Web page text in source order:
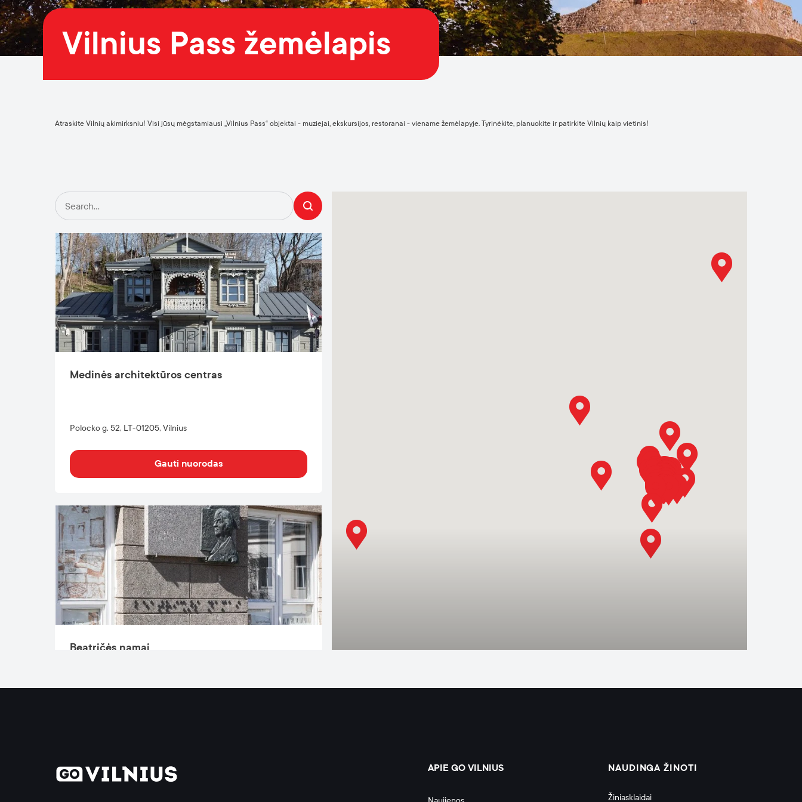
Vilnius Pass žemėlapis
Atraskite Vilnių akimirksniu! Visi jūsų mėgstamiausi „Vilnius Pass“ objektai - muziejai, ekskursijos, restoranai - viename žemėlapyje. Tyrinėkite, planuokite ir patirkite Vilnių kaip vietinis!
Medinės architektūros centras
Polocko g. 52, LT-01205, Vilnius
Gauti nuorodas
Beatričės namai
APIE GO VILNIUS NAUDINGA ŽINOTI
Žiniasklaidai